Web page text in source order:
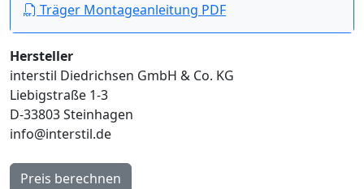
Träger Montageanleitung PDF
Hersteller
interstil Diedrichsen GmbH & Co. KG
Liebigstraße 1-3
D-33803 Steinhagen
info@interstil.de
Preis berechnen